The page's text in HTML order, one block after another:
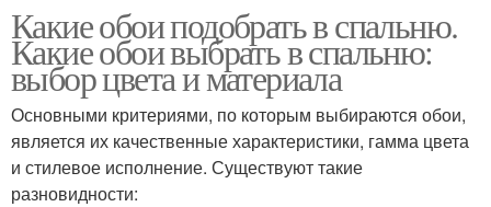
Какие обои подобрать в спальню.
Какие обои выбрать в спальню:
выбор цвета и материала
Основными критериями, по которым выбираются обои,
является их качественные характеристики, гамма цвета
и стилевое исполнение. Существуют такие
разновидности: